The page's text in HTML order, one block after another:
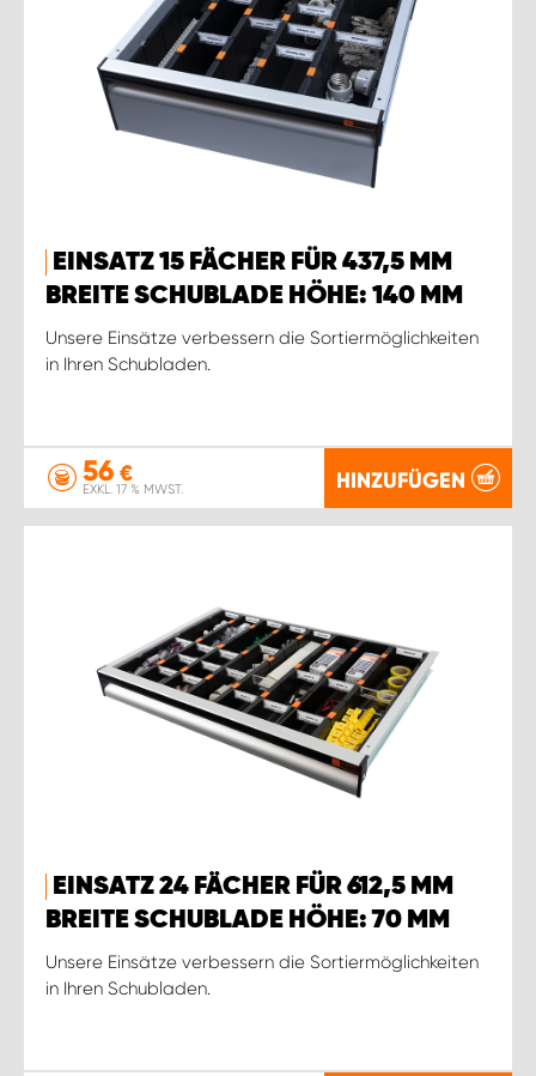
EINSATZ 15 FÄCHER FÜR 437,5 MM
BREITE SCHUBLADE HÖHE: 140 MM
Unsere Einsätze verbessern die Sortiermöglichkeiten
in Ihren Schubladen.
56 €
EXKL. 17 % MWST. HINZUFÜGEN
EINSATZ 24 FÄCHER FÜR 612,5 MM
BREITE SCHUBLADE HÖHE: 70 MM
Unsere Einsätze verbessern die Sortiermöglichkeiten
in Ihren Schubladen.